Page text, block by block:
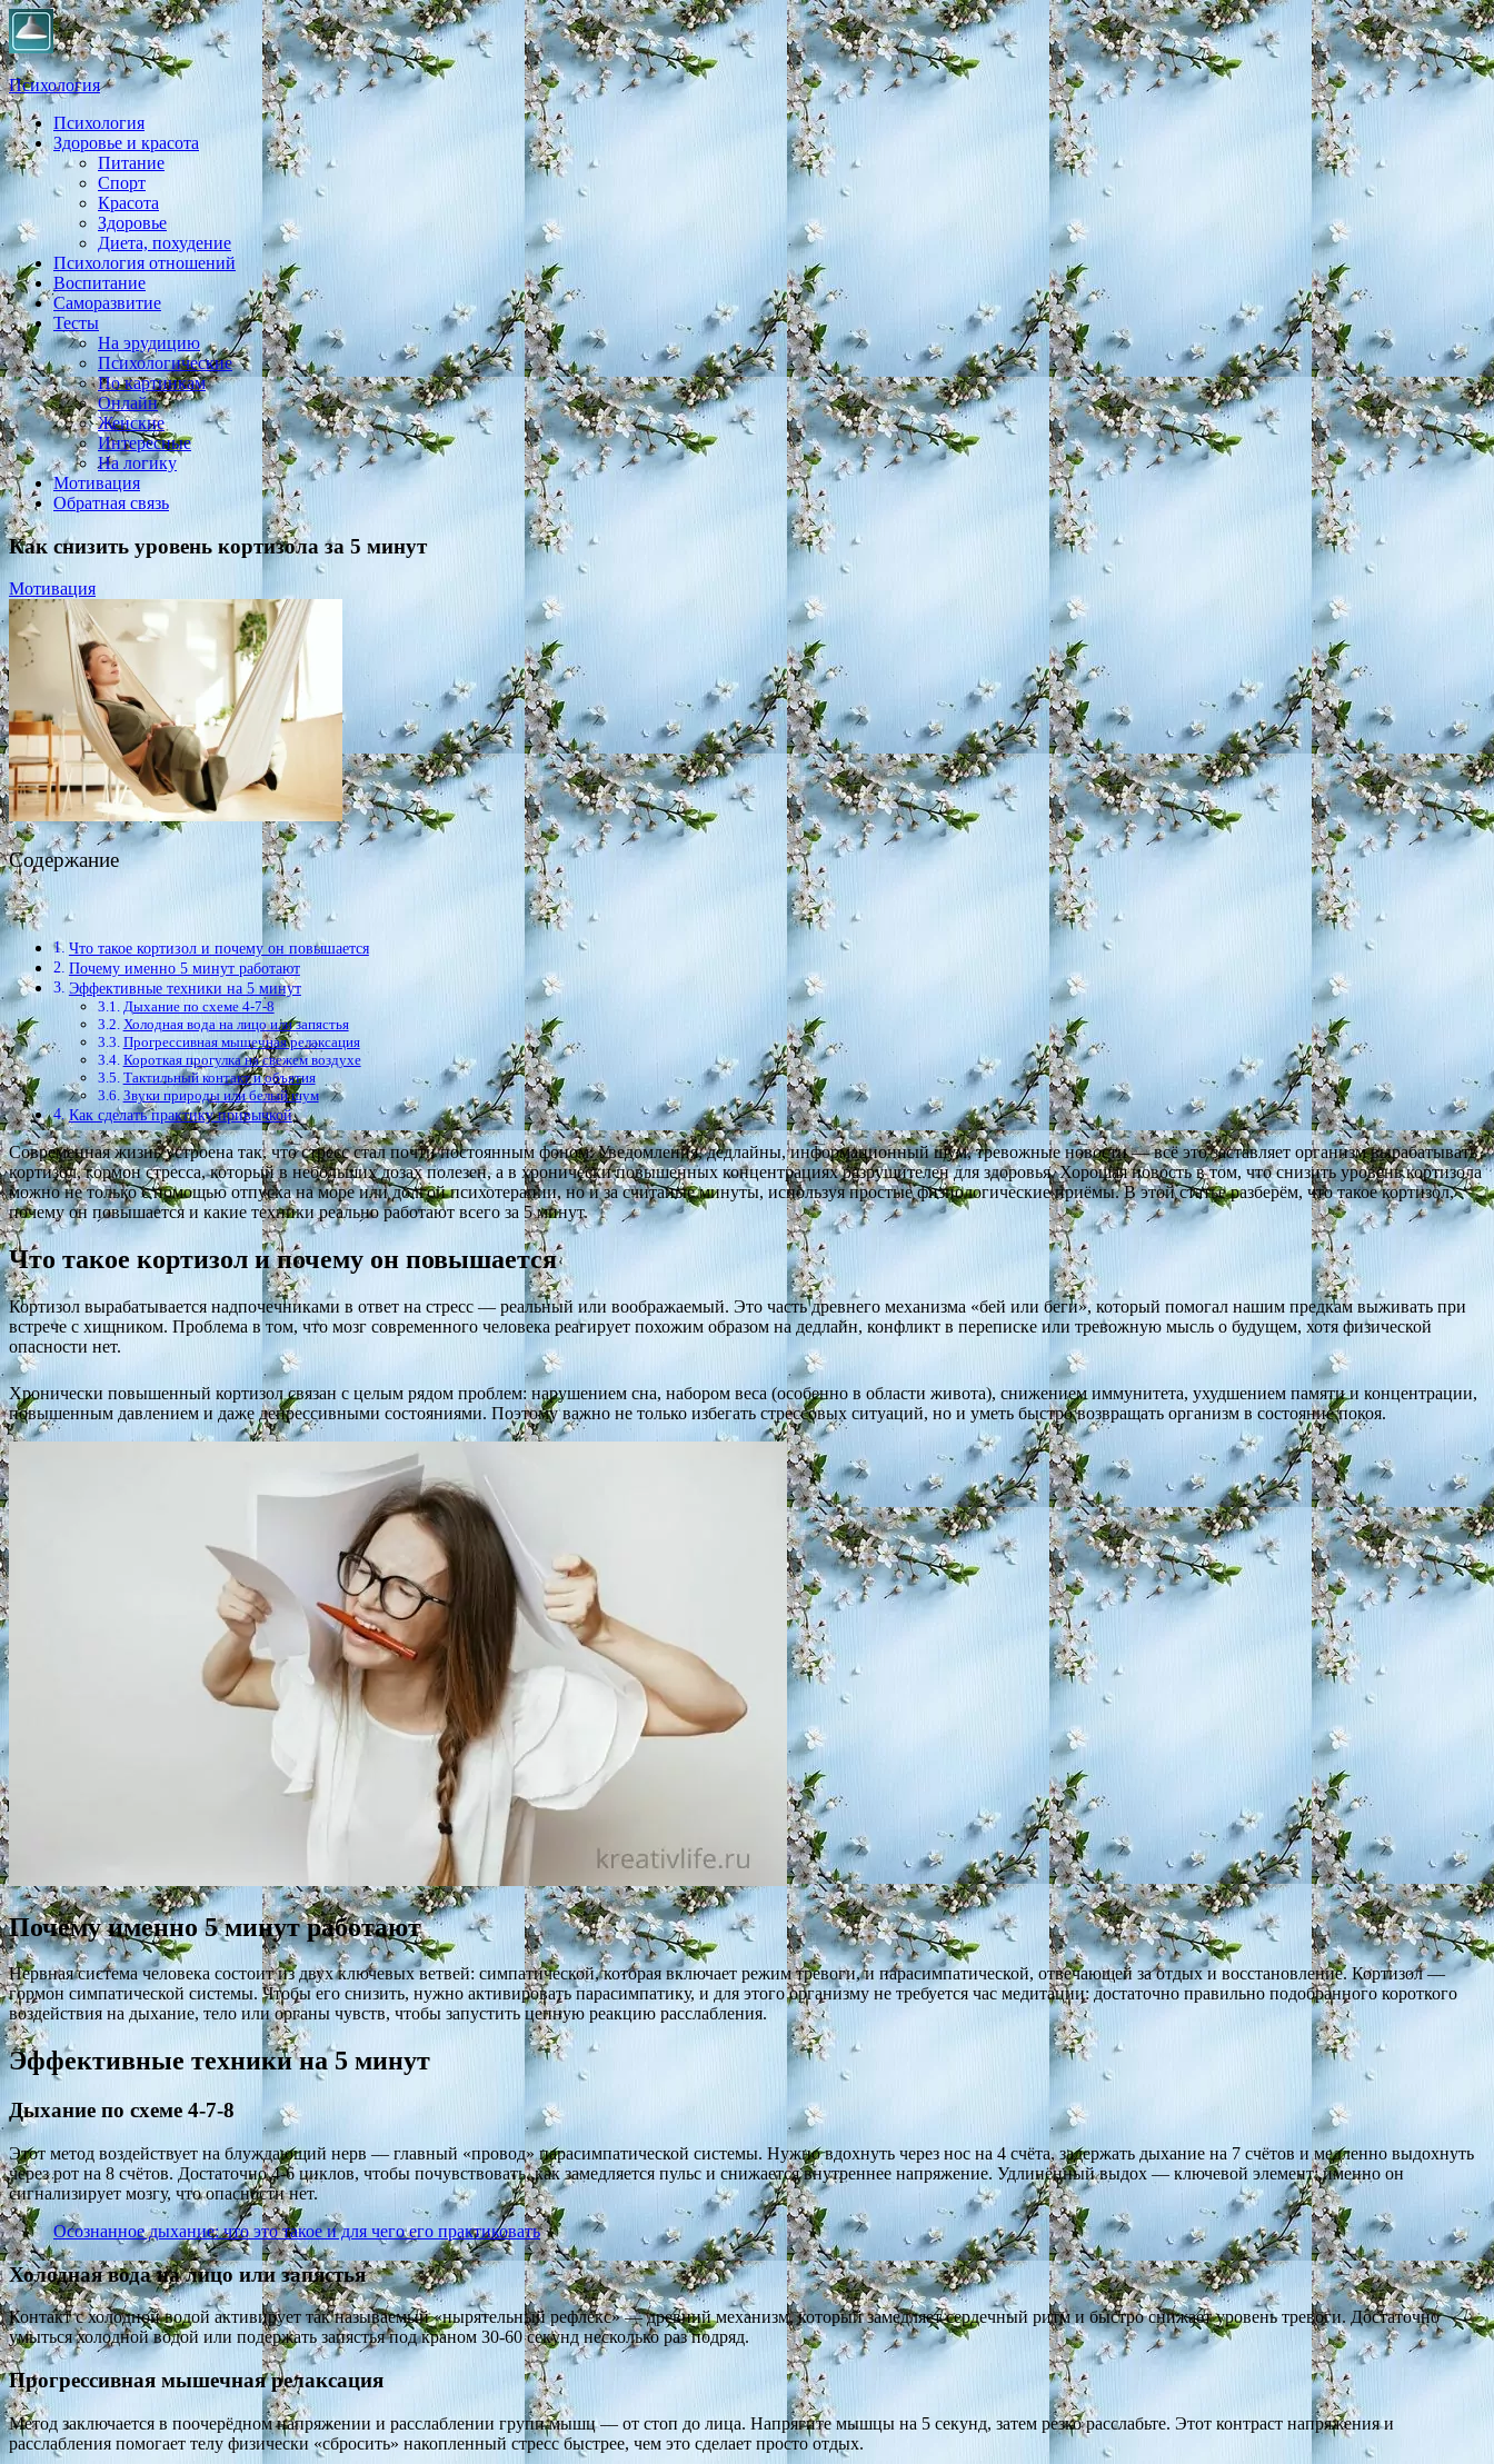
Психология
Практическая психология, личностный рост, экология, здоровье, воспитание,
Психология
Здоровье и красота
Питание
Спорт
Красота
Здоровье
Диета, похудение
Психология отношений
Воспитание
Саморазвитие
Тесты
На эрудицию
Психологические
По картинкам
Онлайн
Женские
Интересные
На логику
Мотивация
Обратная связь
Как снизить уровень кортизола за 5 минут
Мотивация
Содержание
Что такое кортизол и почему он повышается
Почему именно 5 минут работают
Эффективные техники на 5 минут
Дыхание по схеме 4-7-8
Холодная вода на лицо или запястья
Прогрессивная мышечная релаксация
Короткая прогулка на свежем воздухе
Тактильный контакт и объятия
Звуки природы или белый шум
Как сделать практику привычкой
Современная жизнь устроена так, что стресс стал почти постоянным фоном. Уведомления, дедлайны, информационный шум, тревожные новости — всё это заставляет организм вырабатывать
кортизол, гормон стресса, который в небольших дозах полезен, а в хронически повышенных концентрациях разрушителен для здоровья. Хорошая новость в том, что снизить уровень кортизола
можно не только с помощью отпуска на море или долгой психотерапии, но и за считаные минуты, используя простые физиологические приёмы. В этой статье разберём, что такое кортизол,
почему он повышается и какие техники реально работают всего за 5 минут.
Что такое кортизол и почему он повышается
Кортизол вырабатывается надпочечниками в ответ на стресс — реальный или воображаемый. Это часть древнего механизма «бей или беги», который помогал нашим предкам выживать при
встрече с хищником. Проблема в том, что мозг современного человека реагирует похожим образом на дедлайн, конфликт в переписке или тревожную мысль о будущем, хотя физической
опасности нет.
Хронически повышенный кортизол связан с целым рядом проблем: нарушением сна, набором веса (особенно в области живота), снижением иммунитета, ухудшением памяти и концентрации,
повышенным давлением и даже депрессивными состояниями. Поэтому важно не только избегать стрессовых ситуаций, но и уметь быстро возвращать организм в состояние покоя.
Почему именно 5 минут работают
Нервная система человека состоит из двух ключевых ветвей: симпатической, которая включает режим тревоги, и парасимпатической, отвечающей за отдых и восстановление. Кортизол —
гормон симпатической системы. Чтобы его снизить, нужно активировать парасимпатику, и для этого организму не требуется час медитации: достаточно правильно подобранного короткого
воздействия на дыхание, тело или органы чувств, чтобы запустить цепную реакцию расслабления.
Эффективные техники на 5 минут
Дыхание по схеме 4-7-8
Этот метод воздействует на блуждающий нерв — главный «провод» парасимпатической системы. Нужно вдохнуть через нос на 4 счёта, задержать дыхание на 7 счётов и медленно выдохнуть
через рот на 8 счётов. Достаточно 4-6 циклов, чтобы почувствовать, как замедляется пульс и снижается внутреннее напряжение. Удлинённый выдох — ключевой элемент: именно он
сигнализирует мозгу, что опасности нет.
Осознанное дыхание: что это такое и для чего его практиковать
Холодная вода на лицо или запястья
Контакт с холодной водой активирует так называемый «нырятельный рефлекс» — древний механизм, который замедляет сердечный ритм и быстро снижает уровень тревоги. Достаточно
умыться холодной водой или подержать запястья под краном 30-60 секунд несколько раз подряд.
Прогрессивная мышечная релаксация
Метод заключается в поочерёдном напряжении и расслаблении групп мышц — от стоп до лица. Напрягите мышцы на 5 секунд, затем резко расслабьте. Этот контраст напряжения и
расслабления помогает телу физически «сбросить» накопленный стресс быстрее, чем это сделает просто отдых.